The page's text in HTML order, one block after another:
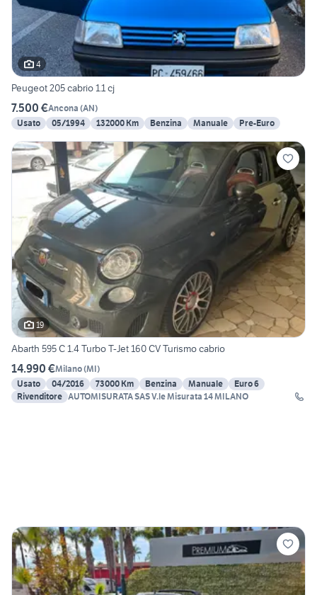
4
Peugeot 205 cabrio 1.1 cj
7.500 €Ancona (AN)
Usato
05/1994 132000 Km Benzina Manuale Pre-Euro
19
Abarth 595 C 1.4 Turbo T-Jet 160 CV Turismo cabrio
14.990 €Milano(MI)
Usato
04/2016 73000 Km Benzina Manuale
Euro 6
Rivenditore AUTOMISURATA SAS V.le Misurata 14 MILANO